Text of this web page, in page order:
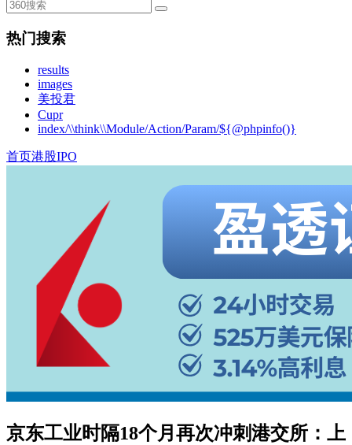
热门搜索
results
images
美投君
Cupr
index/\\think\\Module/Action/Param/${@phpinfo()}
首页港股IPO
京东工业时隔18个月再次冲刺港交所：上